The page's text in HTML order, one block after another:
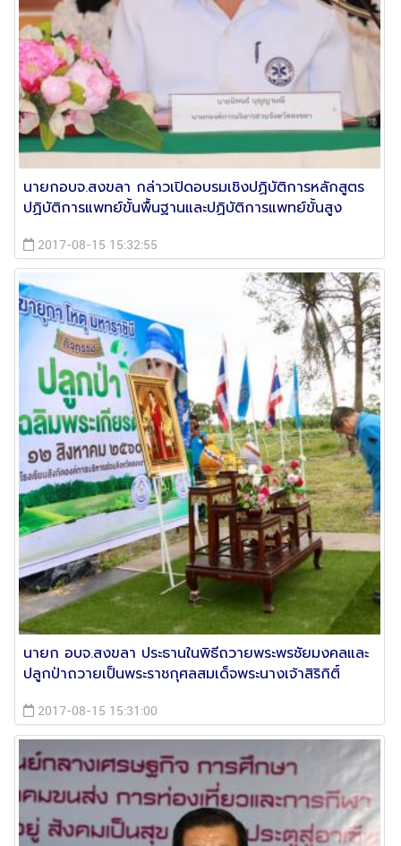
นายกอบจ.สงขลา กล่าวเปิดอบรมเชิงปฏิบัติการหลักสูตร
ปฏิบัติการแพทย์ขั้นพื้นฐานและปฏิบัติการแพทย์ขั้นสูง
2017-08-15 15:32:55
นายก อบจ.สงขลา ประธานในพิธีถวายพระพรชัยมงคลและ
ปลูกป่าถวายเป็นพระราชกุศลสมเด็จพระนางเจ้าสิริกิติ์
2017-08-15 15:31:00